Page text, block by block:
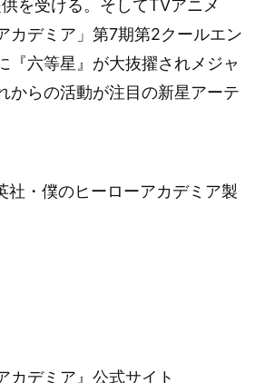
供を受ける。そしてTVアニメ
カデミア」第7期第2クールエン
『六等星』が大抜擢されメジャ
からの活動が注目の新星アーテ
・僕のヒーローアカデミア製
カデミア』公式サイト